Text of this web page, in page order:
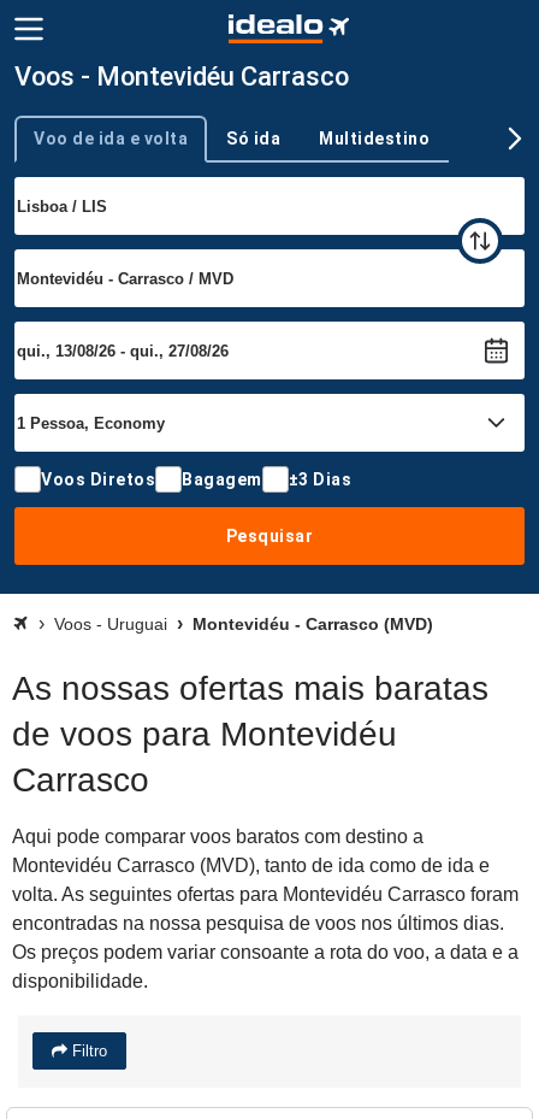
Voos - Montevidéu Carrasco
Tipo de viagem
Voo de ida e volta Só ida Multidestino
Voos Diretos Bagagem ±3 Dias
Pesquisar
Voos - Uruguai Montevidéu - Carrasco (MVD)
As nossas ofertas mais baratas
de voos para Montevidéu
Carrasco
Aqui pode comparar voos baratos com destino a
Montevidéu Carrasco (MVD), tanto de ida como de ida e
volta. As seguintes ofertas para Montevidéu Carrasco foram
encontradas na nossa pesquisa de voos nos últimos dias.
Os preços podem variar consoante a rota do voo, a data e a
disponibilidade.
Filtro